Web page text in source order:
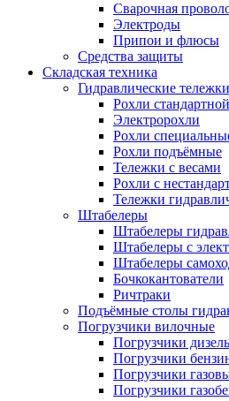
Сварочная
Электроды
Припои и флюсы
Средства защиты
Складская техника
Гидравлические
Рохли
Электророхли
Рохли
Рохли подъёмные
Тележки с весами
Рохли с
Тележки
Штабелеры
Штабелеры
Штабелеры с
Штабелеры
Бочкокантователи
Ричтраки
Подъёмные столы
Погрузчики вилочные
Погрузчики
Погрузчики
Погрузчики
Погрузчики